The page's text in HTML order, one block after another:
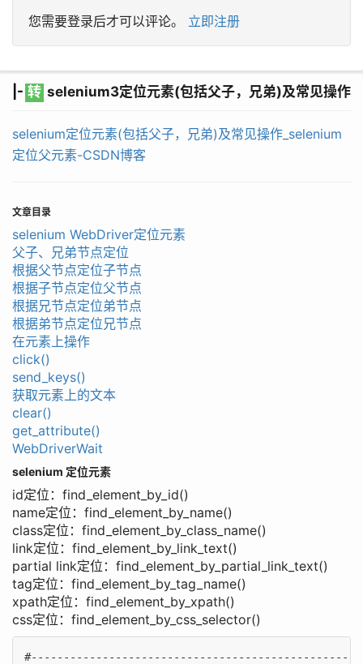
您需要登录后才可以评论。 立即注册
|- 转 selenium3定位元素(包括父子，兄弟)及常见操作
selenium定位元素(包括父子，兄弟)及常见操作_selenium
定位父元素-CSDN博客
文章目录
selenium WebDriver定位元素
父子、兄弟节点定位
根据父节点定位子节点
根据子节点定位父节点
根据兄节点定位弟节点
根据弟节点定位兄节点
在元素上操作
click()
send_keys()
获取元素上的文本
clear()
get_attribute()
WebDriverWait
selenium 定位元素
id定位：find_element_by_id()
name定位：find_element_by_name()
class定位：find_element_by_class_name()
link定位：find_element_by_link_text()
partial link定位：find_element_by_partial_link_text()
tag定位：find_element_by_tag_name()
xpath定位：find_element_by_xpath()
css定位：find_element_by_css_selector()